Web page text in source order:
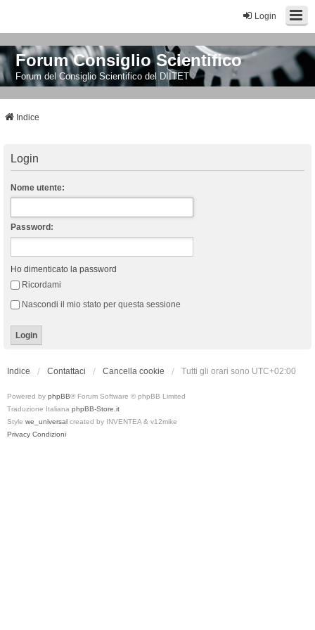
Login
Forum Consiglio Scientifico
Forum del Consiglio Scientifico del DIITET
Indice
Login
Nome utente:
Password:
Ho dimenticato la password
Ricordami
Nascondi il mio stato per questa sessione
Indice Contattaci Cancella cookie Tutti gli orari sono UTC+02:00
Powered by phpBB® Forum Software © phpBB Limited
Traduzione Italiana phpBB-Store.it
Style we_universal created by INVENTEA & v12mike
Privacy Condizioni